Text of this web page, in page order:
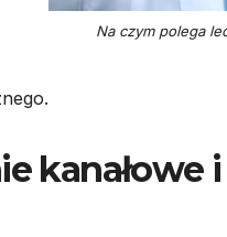
Na czym polega
kanałowe